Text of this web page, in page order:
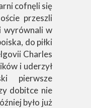
cofnęli się
przeszli
wyrównali w
do piłki
Charles
i uderzył
pierwsze
dobitce nie
było już